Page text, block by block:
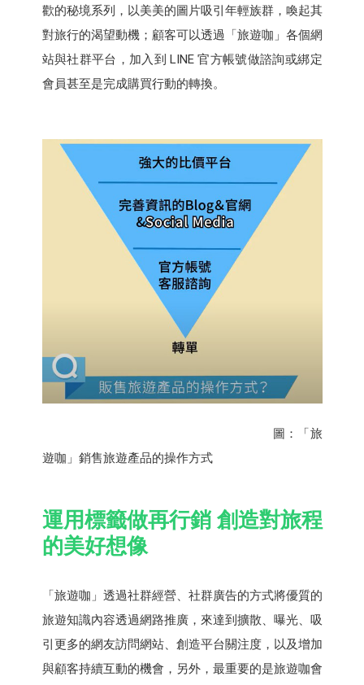
歡的秘境系列，以美美的圖片吸引年輕族群，喚起其
對旅行的渴望動機；顧客可以透過「旅遊咖」各個網
站與社群平台，加入到 LINE 官方帳號做諮詢或綁定
會員甚至是完成購買行動的轉換。
圖：「旅
遊咖」銷售旅遊產品的操作方式
運用標籤做再行銷 創造對旅程
的美好想像
「旅遊咖」透過社群經營、社群廣告的方式將優質的
旅遊知識內容透過網路推廣，來達到擴散、曝光、吸
引更多的網友訪問網站、創造平台關注度，以及增加
與顧客持續互動的機會，另外，最重要的是旅遊咖會